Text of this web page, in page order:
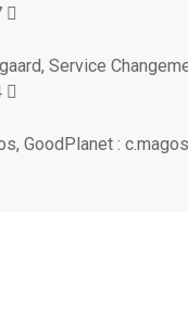

Service

GoodPlanet :